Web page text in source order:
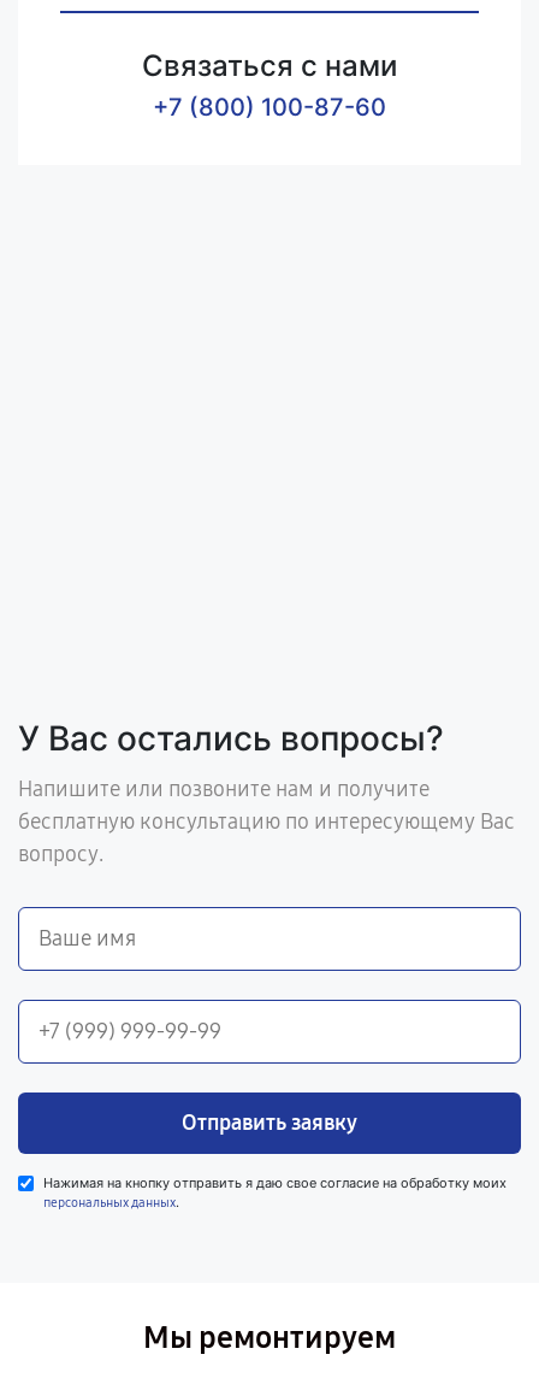
Связаться с нами
+7 (800) 100-87-60
У Вас остались вопросы?
Напишите или позвоните нам и получите
бесплатную консультацию по интересующему Вас
вопросу.
Отправить заявку
Нажимая на кнопку отправить я даю свое согласие на обработку моих
персональных данных.
Мы ремонтируем